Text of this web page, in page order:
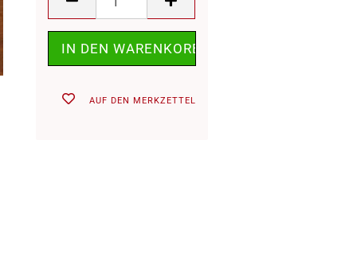
AUF DEN MERKZETTEL